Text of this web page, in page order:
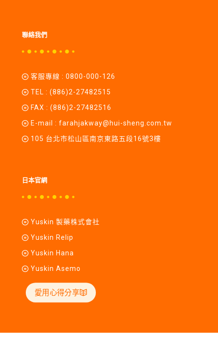
聯絡我們
客服專線 : 0800-000-126
TEL : (886)2-27482515
FAX : (886)2-27482516
E-mail : farahjakway@hui-sheng.com.tw
105 台北市松山區南京東路五段16號3樓
日本官網
Yuskin 製藥株式會社
Yuskin Relip
Yuskin Hana
Yuskin Asemo
愛用心得分享